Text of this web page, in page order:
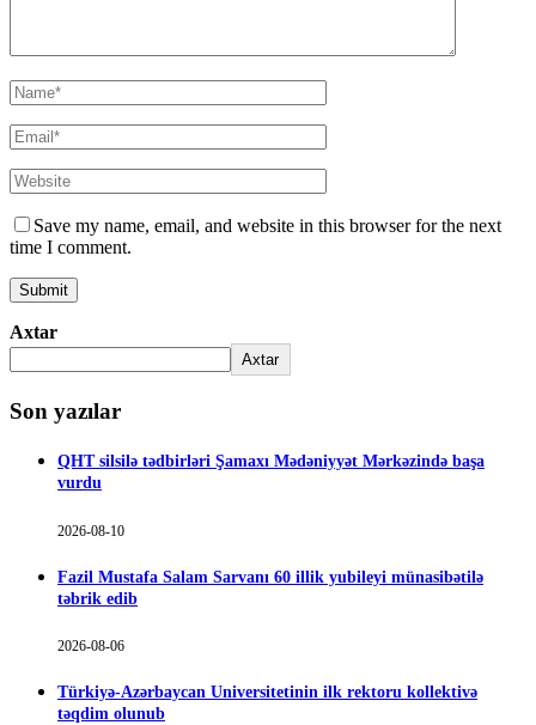
Save my name, email, and website in this browser for the next
time I comment.
Axtar
Axtar
Son yazılar
QHT silsilə tədbirləri Şamaxı Mədəniyyət Mərkəzində başa
vurdu
2026-08-10
Fazil Mustafa Salam Sarvanı 60 illik yubileyi münasibətilə
təbrik edib
2026-08-06
Türkiyə-Azərbaycan Universitetinin ilk rektoru kollektivə
təqdim olunub